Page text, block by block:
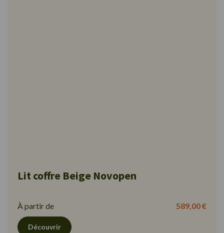
Lit coffre Beige Novopen
À partir de 589,00 €
Découvrir